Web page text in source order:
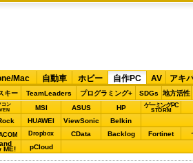
Mac 自動車 ホビー 自作PC AV アキ
キー TeamLeaders プログラミング+ SDGs 地方活性
コン
MSI ASUS HP ゲーミングPC
STORM
HUAWEI ViewSonic Belkin
Dropbox CData Backlog Fortinet
ME! pCloud